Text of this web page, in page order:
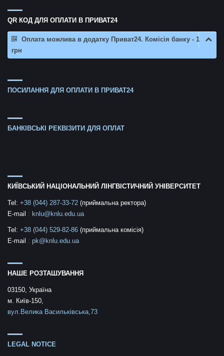
QR КОД ДЛЯ ОПЛАТИ В ПРИВАТ24
Оплата можлива в додатку Приват24. Комісія банку - 1
грн
ПОСИЛАННЯ ДЛЯ ОПЛАТИ В ПРИВАТ24
БАНКІВСЬКІ РЕКВІЗИТИ ДЛЯ ОПЛАТ
КИЇВСЬКИЙ НАЦІОНАЛЬНИЙ ЛІНГВІСТИЧНИЙ УНІВЕРСИТЕТ
Tel: +38 (044) 287-33-72 (приймальна ректора)
E-mail : knlu@knlu.edu.ua
Tel: +38 (044) 529-82-86 (приймальна комісія)
E-mail : pk@knlu.edu.ua
НАШЕ РОЗТАШУВАННЯ
03150, Україна
м. Київ-150,
вул.Велика Васильківська,73
LEGAL NOTICE